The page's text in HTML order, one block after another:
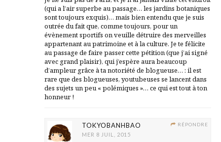
(qui a l’air superbe au passage… les jardins botaniques
sont toujours exquis)… mais bien entendu que je suis
outrée du fait que, comme toujours, pour un
évènement sportifs on veuille détruire des merveilles
appartenant au patrimoine et à la culture. Je te félicite
au passage de faire passer cette pétition (que j’ai signé
avec grand plaisir), qui j’espère aura beaucoup
d’ampleur grâce à ta notoriété de blogueuse… : il est
rare que des blogueuses, youtubeuses se lancent dans
des sujets un peu « polémiques »… ce qui est tout à ton
honneur !
RÉPONDRE
TOKYOBANHBAO
MER 8 JUIL, 2015